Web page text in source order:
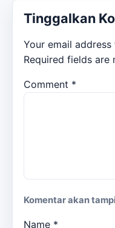
Tinggalkan
Your email
Required fields are
Comment *
Komentar akan
Name *